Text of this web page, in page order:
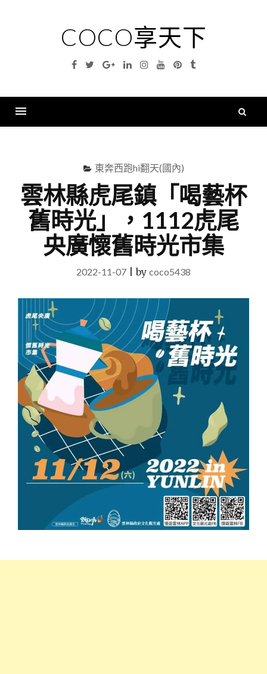
COCO享天下
Facebook
TwitterGoogleLinkedinInstagramYouTubePinterest
Tumblr
東奔西跑hi翻天(國內)
雲林縣虎尾鎮「喝藝杯
舊時光」，1112虎尾
央廣懷舊時光市集
2022-11-07 |by coco5438